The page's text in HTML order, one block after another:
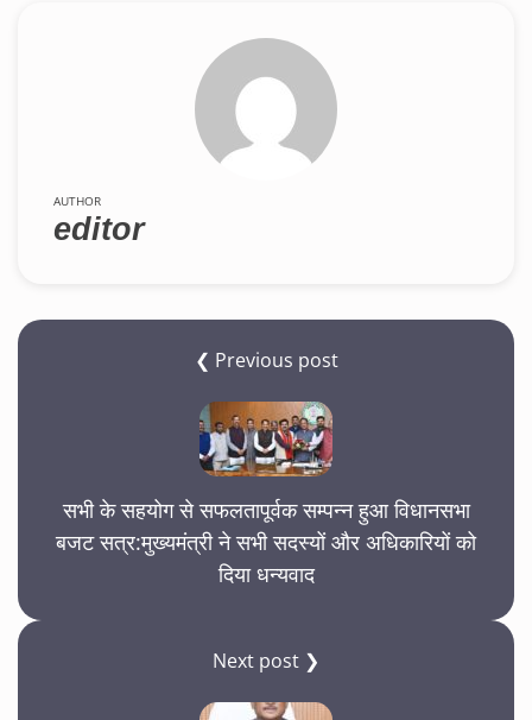
AUTHOR
editor
❮ Previous post
सभी के सहयोग से सफलतापूर्वक सम्पन्न हुआ विधानसभा
बजट सत्र:मुख्यमंत्री ने सभी सदस्यों और अधिकारियों को
दिया धन्यवाद
Next post ❯